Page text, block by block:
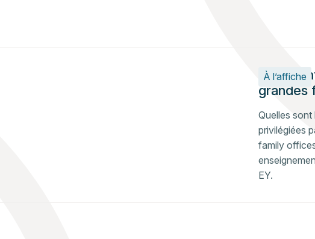
À l’affiche
grandes
Quelles
privilégiées
family
EY.